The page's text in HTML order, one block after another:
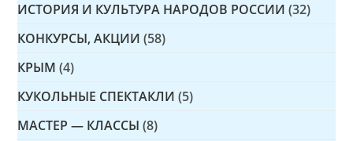
ИСТОРИЯ И КУЛЬТУРА НАРОДОВ РОССИИ (32)
КОНКУРСЫ, АКЦИИ (58)
КРЫМ (4)
КУКОЛЬНЫЕ СПЕКТАКЛИ (5)
МАСТЕР — КЛАССЫ (8)